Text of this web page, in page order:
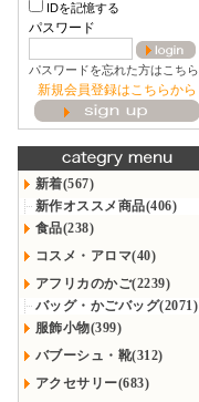
IDを記憶する
パスワード
パスワードを忘れた方はこちら
新規会員登録はこちらから
新着(567)
新作オススメ商品(406)
食品(238)
コスメ・アロマ(40)
アフリカのかご(2239)
バッグ・かごバッグ(2071)
服飾小物(399)
バブーシュ・靴(312)
アクセサリー(683)